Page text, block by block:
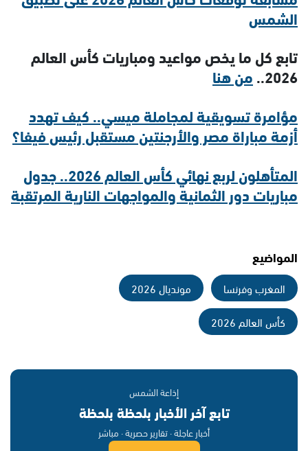
الشمس
تابع كل ما يخص مواعيد ومباريات كأس العالم
2026.. من هنا
مؤامرة تسويقية لمجاملة ميسي.. كيف تهدد
أزمة مباراة مصر والأرجنتين مستقبل رئيس فيفا؟
المتأهلون لربع نهائي كأس العالم 2026.. جدول
مباريات دور الثمانية والمواجهات النارية المرتقبة
المواضيع
المغرب وفرنسا
مونديال 2026
كأس العالم 2026
إذاعة الشمس
تابع آخر الأخبار بلحظة بلحظة
أخبار عاجلة · تقارير حصرية · مباشر